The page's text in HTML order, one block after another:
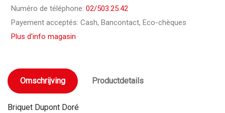
Numéro de téléphone:02/503.25.42
Payement acceptés: Cash, Bancontact, Eco-chèques
Plus d'info magasin
Omschrijving Productdetails
Briquet Dupont Doré